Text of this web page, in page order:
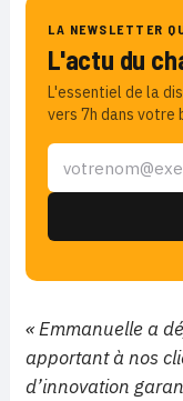
LA NEWSLETTER
L'actu du
L'essentiel de la
vers 7h dans votre
« Emmanuelle a
apportant à nos
d’innovation